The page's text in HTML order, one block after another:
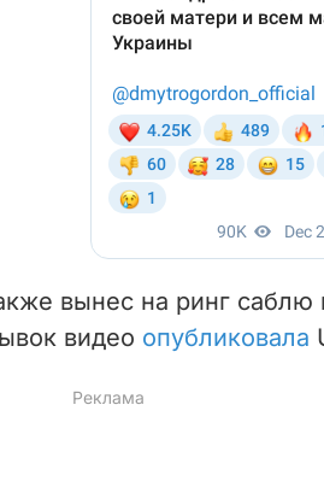
вынес на ринг
видео опубликовала